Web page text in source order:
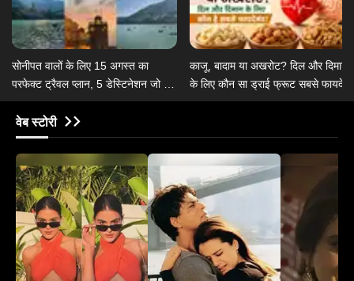
सोनीपत वालों के लिए 15 अगस्त का
परफेक्ट ट्रैवल प्लान, 5 डेस्टिनेशन जो कर
देंगे तरोताजा
काजू, बादाम या अखरोट? दिल और दिमाग
के लिए कौन सा ड्राई फ्रूट सबसे फायदेमंद
वेब स्टोरी